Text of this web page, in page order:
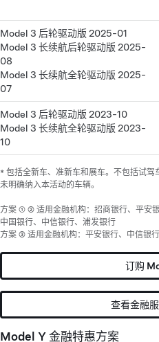
Model 3 后轮驱动版 2025-01
Model 3 长续航后轮驱动版 2025-
08
Model 3 长续航全轮驱动版 2025-
07
Model 3 后轮驱动版 2023-10
Model 3 长续航全轮驱动版 2023-
10
* 包括全新车、准新车和展车。不包括试
未明确纳入本活动的车辆。
方案 ① ② 适用金融机构：招商银行、平安
中国银行、中信银行、浦发银行
方案 ③ 适用金融机构：平安银行、中信银行
订购
查看金融
Model Y 金融特惠方案